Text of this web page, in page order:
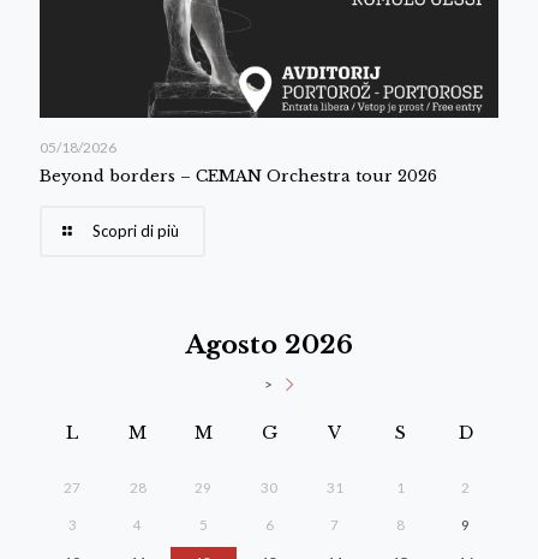
05/18/2026
Beyond borders – CEMAN Orchestra tour 2026
Scopri di più
Agosto 2026
>
L M M G V S D
27 28 29 30 31 1 2
3 4 5 6 7 8 9